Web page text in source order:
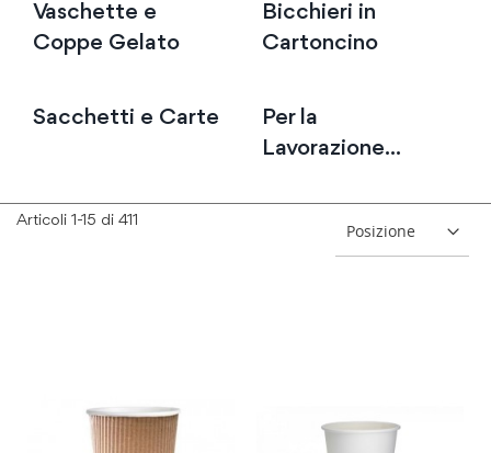
Vaschette e
Coppe Gelato
Bicchieri in
Cartoncino
Sacchetti e Carte
Per la
Lavorazione...
Articoli 1-15 di 411